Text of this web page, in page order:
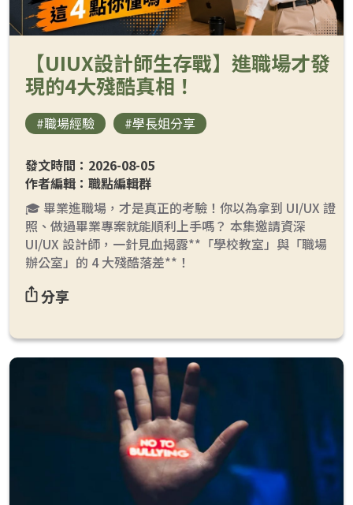
【UIUX設計師生存戰】進職場才發
現的4大殘酷真相！
#職場經驗 #學長姐分享
發文時間：2026-08-05
作者編輯：職點編輯群
🎓 畢業進職場，才是真正的考驗！你以為拿到 UI/UX 證
照、做過畢業專案就能順利上手嗎？ 本集邀請資深
UI/UX 設計師，一針見血揭露**「學校教室」與「職場
辦公室」的 4 大殘酷落差**！
分享